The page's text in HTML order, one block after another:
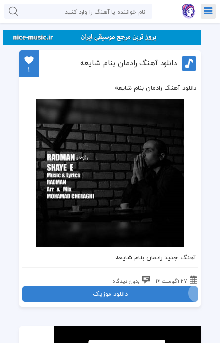
دانلود آهنگ رادمان بنام شایعه
1
دانلود آهنگ رادمان بنام شایعه
آهنگ جدید رادمان بنام شایعه
27 آگوست 16 بدون دیدگاه
دانلود موزیک